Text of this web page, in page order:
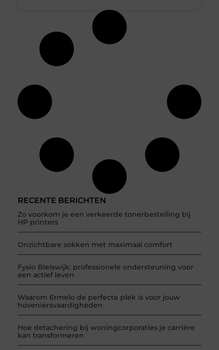
RECENTE BERICHTEN
Zo voorkom je een verkeerde tonerbestelling bij
HP printers
Onzichtbare sokken met maximaal comfort
Fysio Bleiswijk: professionele ondersteuning voor
een actief leven
Waarom Ermelo de perfecte plek is voor jouw
hoveniersvaardigheden
Hoe detachering bij woningcorporaties je carrière
kan transformeren